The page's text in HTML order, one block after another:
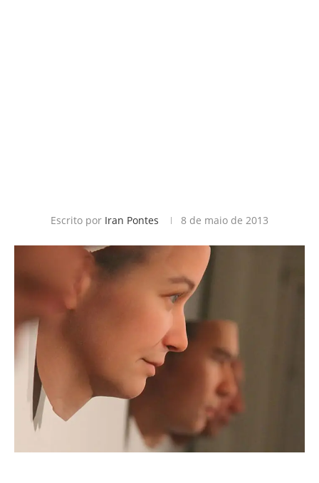
Escrito por Iran Pontes 8 de maio de 2013